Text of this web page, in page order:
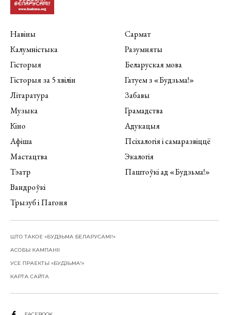
Навіны
Калумністыка
Гісторыя
Гісторыя за 5 хвілін
Літаратура
Музыка
Кіно
Афіша
Мастацтва
Тэатр
Вандроўкі
Трызуб і Пагоня
Сармат
Разумняты
Беларуская мова
Гатуем з «Будзьма!»
Забавы
Грамадства
Адукацыя
Псіхалогія і самаразвіццё
Экалогія
Паштоўкі ад «Будзьма!»
ШТО ТАКОЕ «БУДЗЬМА БЕЛАРУСАМІ!»
АСОБЫ КАМПАНІІ
УСЕ ПРАЕКТЫ «БУДЗЬМА!»
КАРТА САЙТА